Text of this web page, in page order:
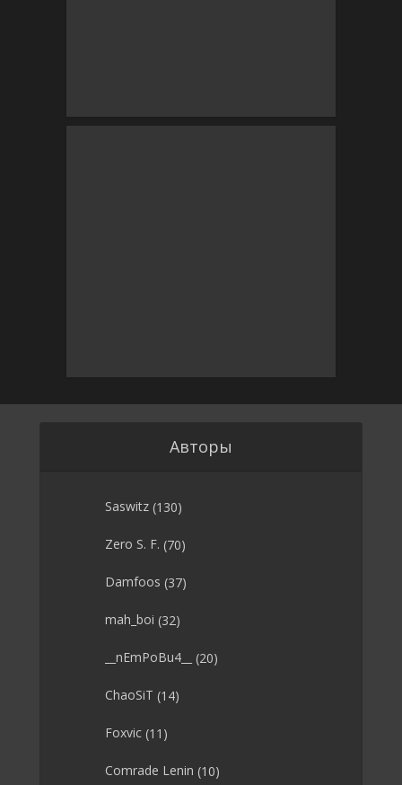
Авторы
Saswitz (130)
Zero S. F. (70)
Damfoos (37)
mah_boi (32)
__nEmPoBu4__ (20)
ChaoSiT (14)
Foxvic (11)
Comrade Lenin (10)